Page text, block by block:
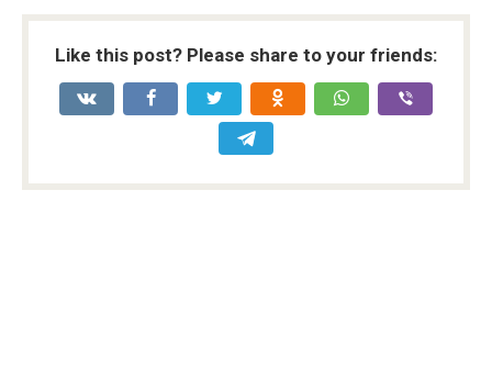
Like this post? Please share to your friends: